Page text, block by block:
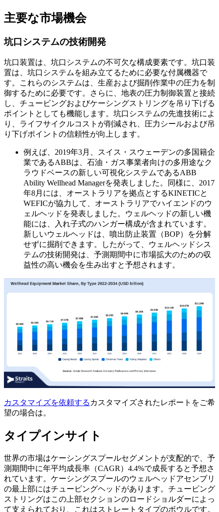
主要な市場機会
坑口システムの技術開発
坑口装置は、坑口システムの不可欠な構成要素です。坑口装
置は、坑口システムを組み立てるために必要な付属機器で
す。これらのシステムは、生産および掘削作業中の圧力を制
御するために必要です。さらに、地表の圧力制御装置と接続
し、チュービングおよびケーシングストリングを吊り下げる
ポイントとしても機能します。坑口システムの先進技術によ
り、ライフサイクルコストが削減され、圧力シールおよび吊
り下げポイントの信頼性が向上します。
例えば、2019年3月、スイス・スウェーデンの多国籍企
業であるABBは、石油・ガス事業者向けの多用途なク
ラウドベースの新しい可視化システムであるABB
Ability Wellhead Managerを発表しました。同様に、2017
年8月には、オーストラリアを拠点とするKINETICと
WEFICが協力して、オーストラリアでハイエンドのウ
ェルヘッドを発表しました。ウェルヘッドの新しい機
能には、入れ子式のハンガー構成が含まれています。
新しいウェルヘッドは、噴出防止装置（BOP）を分解
せずに掘削できます。したがって、ウェルヘッドシス
テムの技術開発は、予測期間中に市場拡大のための収
益性の高い機会を生み出すと予想されます。
カスタマイズを依頼する カスタマイズされたレポートをご希
望の場合は。
タイプインサイト
世界の市場はケーシングスプールセグメントが支配的で、予
測期間中に年平均成長率（CAGR）4.4%で成長すると予想さ
れています。ケーシングスプールのウェルヘッドアセンブリ
の最上部にはチュービングヘッドがあります。チュービング
ストリングはこの上部セクションのロードショルダーによっ
て支えられており、これはストレートタイプのボウルです。